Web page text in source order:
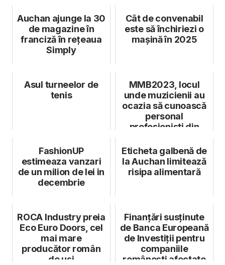
Auchan ajunge la 30
de magazine în
franciză în rețeaua
Simply
Cât de convenabil
este să închiriezi o
mașină în 2025
Asul turneelor de
tenis
MMB2023, locul
unde muzicienii au
ocazia să cunoască
personal
profesioniști din
...
FashionUP
estimeaza vanzari
de un milion de lei in
decembrie
Eticheta galbenă de
la Auchan limitează
risipa alimentară
ROCA Industry preia
Eco Euro Doors, cel
mai mare
producător român
de uși
Finanțări susținute
de Banca Europeană
de Investiții pentru
companiile
românești afectate